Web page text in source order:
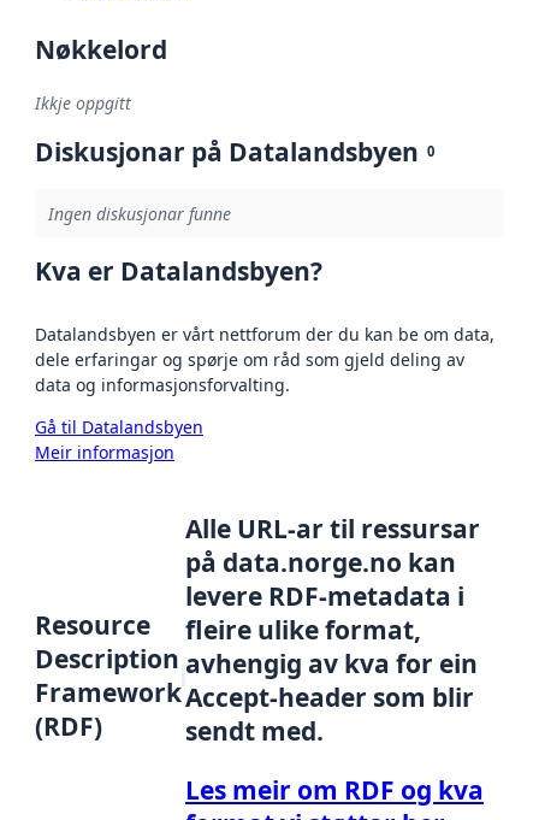
Nøkkelord
Ikkje oppgitt
Diskusjonar på Datalandsbyen 0
Ingen diskusjonar funne
Kva er Datalandsbyen?
Datalandsbyen er vårt nettforum der du kan be om data,
dele erfaringar og spørje om råd som gjeld deling av
data og informasjonsforvalting.
Gå til Datalandsbyen
Meir informasjon
Resource
Description
Framework
(RDF)
Alle URL-ar til ressursar
på data.norge.no kan
levere RDF-metadata i
fleire ulike format,
avhengig av kva for ein
Accept-header som blir
sendt med.
Les meir om RDF og kva